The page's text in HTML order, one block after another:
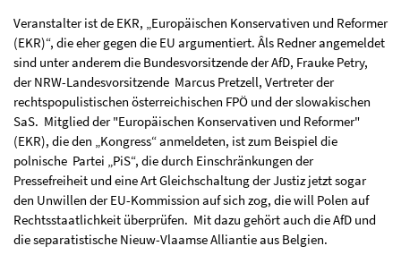
Veranstalter ist de EKR, „Europäischen Konservativen und Reformer
(EKR)“, die eher gegen die EU argumentiert. Âls Redner angemeldet
sind unter anderem die Bundesvorsitzende der AfD, Frauke Petry,
der NRW-Landesvorsitzende Marcus Pretzell, Vertreter der
rechtspopulistischen österreichischen FPÖ und der slowakischen
SaS. Mitglied der "Europäischen Konservativen und Reformer"
(EKR), die den „Kongress“ anmeldeten, ist zum Beispiel die
polnische Partei „PiS“, die durch Einschränkungen der
Pressefreiheit und eine Art Gleichschaltung der Justiz jetzt sogar
den Unwillen der EU-Kommission auf sich zog, die will Polen auf
Rechtsstaatlichkeit überprüfen. Mit dazu gehört auch die AfD und
die separatistische Nieuw-Vlaamse Alliantie aus Belgien.